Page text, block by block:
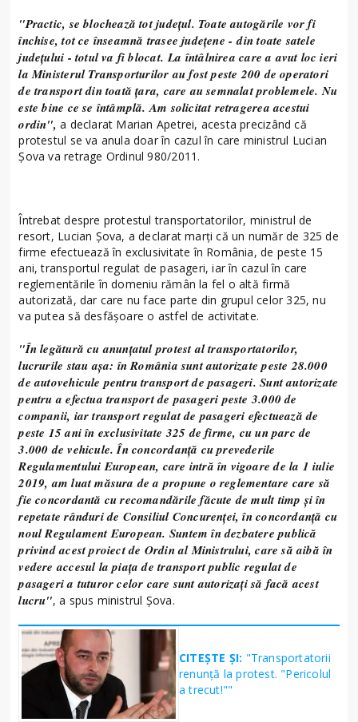
"Practic, se blochează tot județul. Toate autogările vor fi
închise, tot ce înseamnă trasee județene - din toate satele
județului - totul va fi blocat. La întâlnirea care a avut loc ieri
la Ministerul Transporturilor au fost peste 200 de operatori
de transport din toată țara, care au semnalat problemele. Nu
este bine ce se întâmplă. Am solicitat retragerea acestui
ordin", a declarat Marian Apetrei, acesta precizând că
protestul se va anula doar în cazul în care ministrul Lucian
Șova va retrage Ordinul 980/2011.
Întrebat despre protestul transportatorilor, ministrul de
resort, Lucian Şova, a declarat marţi că un număr de 325 de
firme efectuează în exclusivitate în România, de peste 15
ani, transportul regulat de pasageri, iar în cazul în care
reglementările în domeniu rămân la fel o altă firmă
autorizată, dar care nu face parte din grupul celor 325, nu
va putea să desfăşoare o astfel de activitate.
"În legătură cu anunţatul protest al transportatorilor,
lucrurile stau aşa: în România sunt autorizate peste 28.000
de autovehicule pentru transport de pasageri. Sunt autorizate
pentru a efectua transport de pasageri peste 3.000 de
companii, iar transport regulat de pasageri efectuează de
peste 15 ani în exclusivitate 325 de firme, cu un parc de
3.000 de vehicule. În concordanţă cu prevederile
Regulamentului European, care intră în vigoare de la 1 iulie
2019, am luat măsura de a propune o reglementare care să
fie concordantă cu recomandările făcute de mult timp şi în
repetate rânduri de Consiliul Concurenţei, în concordanţă cu
noul Regulament European. Suntem în dezbatere publică
privind acest proiect de Ordin al Ministrului, care să aibă în
vedere accesul la piaţa de transport public regulat de
pasageri a tuturor celor care sunt autorizaţi să facă acest
lucru", a spus ministrul Șova.
CITEȘTE ȘI: "Transportatorii
renunță la protest. "Pericolul
a trecut!""